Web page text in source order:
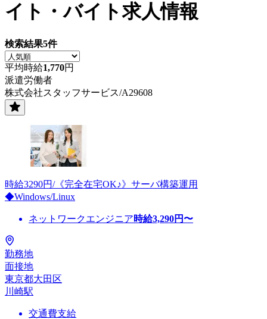
イト・バイト求人情報
検索結果5件
平均時給1,770円
派遣労働者
株式会社スタッフサービス/A29608
時給3290円/《完全在宅OK♪》サーバ構築運用
◆Windows/Linux
ネットワークエンジニア時給3,290円〜
勤務地
面接地
東京都大田区
川崎駅
交通費支給